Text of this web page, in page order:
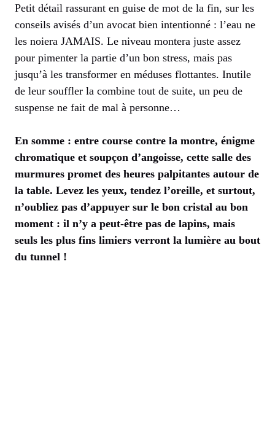
Petit détail rassurant en guise de mot de la fin, sur les
conseils avisés d’un avocat bien intentionné : l’eau ne
les noiera JAMAIS. Le niveau montera juste assez
pour pimenter la partie d’un bon stress, mais pas
jusqu’à les transformer en méduses flottantes. Inutile
de leur souffler la combine tout de suite, un peu de
suspense ne fait de mal à personne…
En somme : entre course contre la montre, énigme
chromatique et soupçon d’angoisse, cette salle des
murmures promet des heures palpitantes autour de
la table. Levez les yeux, tendez l’oreille, et surtout,
n’oubliez pas d’appuyer sur le bon cristal au bon
moment : il n’y a peut-être pas de lapins, mais
seuls les plus fins limiers verront la lumière au bout
du tunnel !